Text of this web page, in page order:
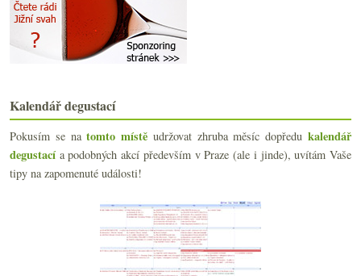
Albariño a červená směs tradičních odrůd
Château Vannières a různé podoby Bandolu
Oranžáda od Omasty z hodnocení v Bílovicích
Aubert de Villaine končí v DRC, vanilka, opice pij...
Pravý původ frankovky s lahví od Preisingera
Pár skleniček z Ukrajiny
Revolution Pink Solera a Les Terres Roses
Riesling z Forstu a Albariño z Valle de Salnés
►března(22)
Kalendář degustací
Pokusím se natomto místě udržovat zhruba měsíc dopředukalendář
degustacía podobných akcí především v Praze (ale i jinde), uvítám Vaše
tipy na zapomenuté události!